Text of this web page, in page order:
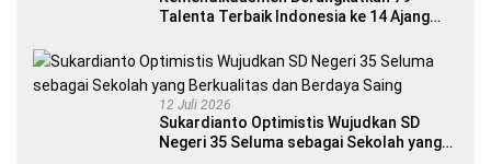
Talenta Terbaik Indonesia ke 14 Ajang
12 Juli 2026
Sukardianto Optimistis Wujudkan SD
Negeri 35 Seluma sebagai Sekolah yang